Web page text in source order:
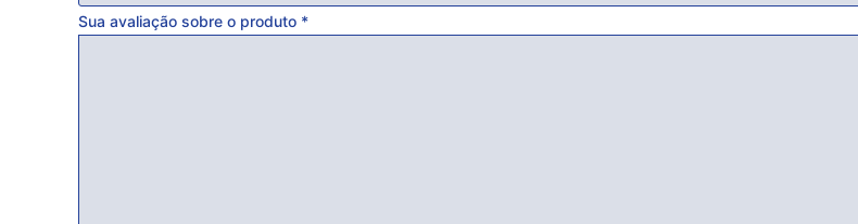
Sua avaliação sobre o produto *